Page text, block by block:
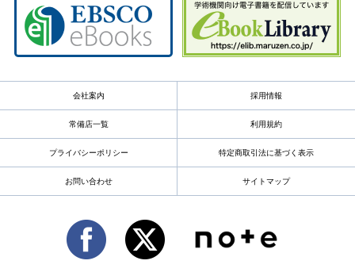
会社案内 採用情報
常備店一覧 利用規約
プライバシーポリシー 特定商取引法に基づく表示
お問い合わせ サイトマップ